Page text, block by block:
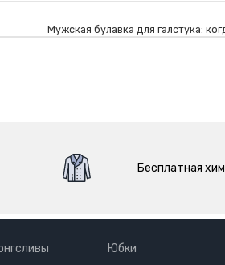
Мужская булавка для галстука:
Бесплатная
Юбки